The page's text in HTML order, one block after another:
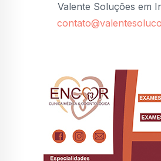
Valente Soluções em